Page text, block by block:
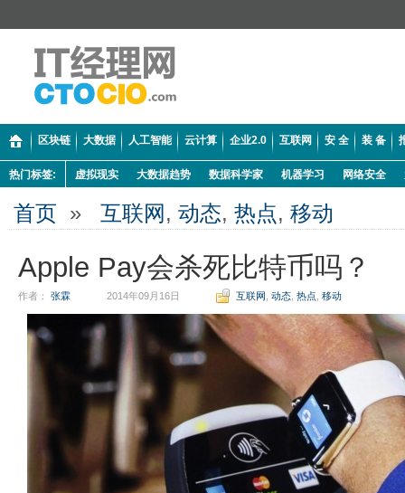
区块链 大数据 人工智能 云计算 企业2.0 互联网 安 全 装 备
热门标签: 虚拟现实 大数据趋势 数据科学家 机器学习 网络安全
首页 » 互联网 , 动态, 热点, 移动
Apple Pay会杀死比特币吗？
作者： 张霖 2014年09月16日 互联网 动态 热点 移动